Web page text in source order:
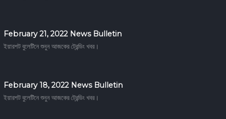
February 21, 2022 News Bulletin
ইয়ারশট বুলেটিনে শুনুন আজকের ট্রেন্ডিং খবর।
February 18, 2022 News Bulletin
ইয়ারশট বুলেটিনে শুনুন আজকের ট্রেন্ডিং খবর।